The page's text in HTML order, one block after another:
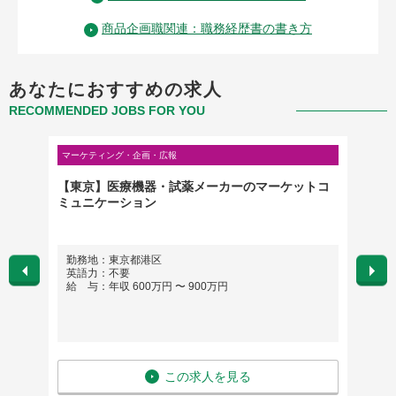
商品企画職関連：職務経歴書の書き方
あなたにおすすめの求人
RECOMMENDED JOBS FOR YOU
マーケティング・企画・広報
【東京】医療機器・試薬メーカーのマーケットコ
ミュニケーション
勤務地：東京都港区
英語力：不要
給 与：年収 600万円 〜 900万円
この求人を見る
勤務
英語
給 与